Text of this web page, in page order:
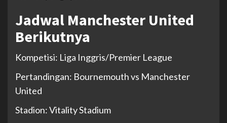
Jadwal Manchester United
Berikutnya
Kompetisi: Liga Inggris/Premier League
Pertandingan: Bournemouth vs Manchester
United
Stadion: Vitality Stadium